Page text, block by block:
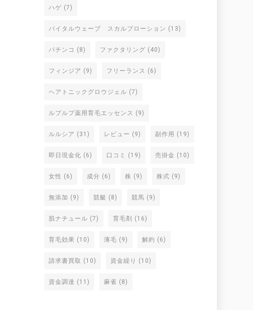
ハゲ (7)
バイタルウェーブ スカルプローション (13)
パチンコ (8) ファクタリング (40)
フィンジア (9) フリーランス (6)
ヘアトニックグロウジェル (7)
ルプルプ薬用育毛エッセンス (9)
ルルシア (31) レビュー (9) 副作用 (19)
即日現金化 (6) 口コミ (19) 売掛金 (10)
女性 (6) 成分 (6) 株 (9) 株式 (9)
無添加 (9) 競艇 (8) 競馬 (9)
肌ナチュール (7) 育毛剤 (16)
育毛効果 (10) 薄毛 (9) 解約 (6)
請求書買取 (10) 資金繰り (10)
資金調達 (11) 麻雀 (8)